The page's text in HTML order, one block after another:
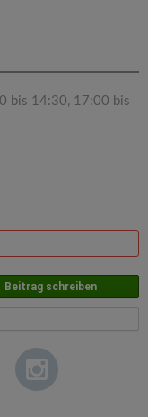
bis 14:30, 17:00 bis
Beitrag schreiben